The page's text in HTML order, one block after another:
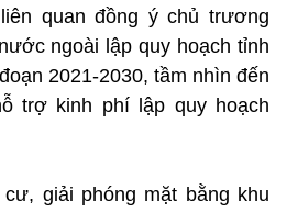
quan đồng ý chủ trương
ngoài lập quy hoạch tỉnh
2021-2030, tầm nhìn đến
trợ kinh phí lập quy hoạch
giải phóng mặt bằng khu